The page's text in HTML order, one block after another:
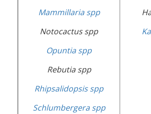
Mammillaria spp
Notocactus spp
Opuntia spp
Rebutia spp
Rhipsalidopsis spp
Schlumbergera spp